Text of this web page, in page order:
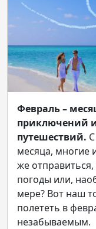
Февраль –
приключений
путешествий.
месяца, многие
же
погоды или,
мере? Вот наш
полететь в
незабываемым.